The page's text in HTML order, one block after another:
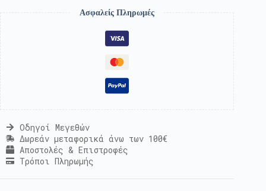
Ασφαλείς Πληρωμές
Οδηγοί Μεγεθών
Δωρεάν μεταφορικά άνω των 100€
Αποστολές & Επιστροφές
Τρόποι Πληρωμής